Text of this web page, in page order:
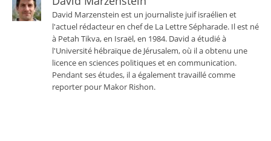
David Marzenstein est un journaliste juif israélien et
l'actuel rédacteur en chef de La Lettre Sépharade. Il est né
à Petah Tikva, en Israël, en 1984. David a étudié à
l'Université hébraïque de Jérusalem, où il a obtenu une
licence en sciences politiques et en communication.
Pendant ses études, il a également travaillé comme
reporter pour Makor Rishon.